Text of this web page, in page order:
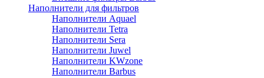
Наполнители для фильтров
Наполнители Aquael
Наполнители Tetra
Наполнители Sera
Наполнители Juwel
Наполнители KWzone
Наполнители Barbus